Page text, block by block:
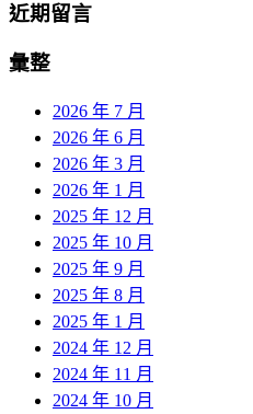
近期留言
彙整
2026 年 7 月
2026 年 6 月
2026 年 3 月
2026 年 1 月
2025 年 12 月
2025 年 10 月
2025 年 9 月
2025 年 8 月
2025 年 1 月
2024 年 12 月
2024 年 11 月
2024 年 10 月